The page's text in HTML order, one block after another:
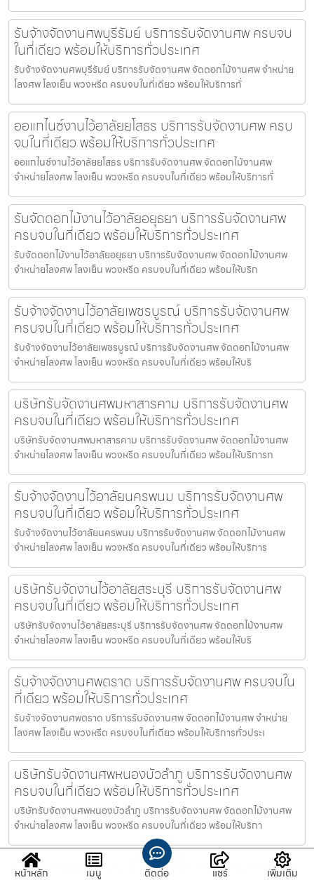
รับจ้างจัดงานศพบุรีรัมย์ บริการรับจัดงานศพ ครบจบ
ในที่เดียว พร้อมให้บริการทั่วประเทศ
รับจ้างจัดงานศพบุรีรัมย์ บริการรับจัดงานศพ จัดดอกไม้งานศพ จำหน่าย
โลงศพ โลงเย็น พวงหรีด ครบจบในที่เดียว พร้อมให้บริการทั่
ออแกไนซ์งานไว้อาลัยยโสธร บริการรับจัดงานศพ ครบ
จบในที่เดียว พร้อมให้บริการทั่วประเทศ
ออแกไนซ์งานไว้อาลัยยโสธร บริการรับจัดงานศพ จัดดอกไม้งานศพ
จำหน่ายโลงศพ โลงเย็น พวงหรีด ครบจบในที่เดียว พร้อมให้บริการทั่
รับจัดดอกไม้งานไว้อาลัยอยุธยา บริการรับจัดงานศพ
ครบจบในที่เดียว พร้อมให้บริการทั่วประเทศ
รับจัดดอกไม้งานไว้อาลัยอยุธยา บริการรับจัดงานศพ จัดดอกไม้งานศพ
จำหน่ายโลงศพ โลงเย็น พวงหรีด ครบจบในที่เดียว พร้อมให้บริก
รับจ้างจัดงานไว้อาลัยเพชรบูรณ์ บริการรับจัดงานศพ
ครบจบในที่เดียว พร้อมให้บริการทั่วประเทศ
รับจ้างจัดงานไว้อาลัยเพชรบูรณ์ บริการรับจัดงานศพ จัดดอกไม้งานศพ
จำหน่ายโลงศพ โลงเย็น พวงหรีด ครบจบในที่เดียว พร้อมให้บริ
บริษัทรับจัดงานศพมหาสารคาม บริการรับจัดงานศพ
ครบจบในที่เดียว พร้อมให้บริการทั่วประเทศ
บริษัทรับจัดงานศพมหาสารคาม บริการรับจัดงานศพ จัดดอกไม้งานศพ
จำหน่ายโลงศพ โลงเย็น พวงหรีด ครบจบในที่เดียว พร้อมให้บริการท
รับจ้างจัดงานไว้อาลัยนครพนม บริการรับจัดงานศพ
ครบจบในที่เดียว พร้อมให้บริการทั่วประเทศ
รับจ้างจัดงานไว้อาลัยนครพนม บริการรับจัดงานศพ จัดดอกไม้งานศพ
จำหน่ายโลงศพ โลงเย็น พวงหรีด ครบจบในที่เดียว พร้อมให้บริการ
บริษัทรับจัดงานไว้อาลัยสระบุรี บริการรับจัดงานศพ
ครบจบในที่เดียว พร้อมให้บริการทั่วประเทศ
บริษัทรับจัดงานไว้อาลัยสระบุรี บริการรับจัดงานศพ จัดดอกไม้งานศพ
จำหน่ายโลงศพ โลงเย็น พวงหรีด ครบจบในที่เดียว พร้อมให้บริ
รับจ้างจัดงานศพตราด บริการรับจัดงานศพ ครบจบใน
ที่เดียว พร้อมให้บริการทั่วประเทศ
รับจ้างจัดงานศพตราด บริการรับจัดงานศพ จัดดอกไม้งานศพ จำหน่าย
โลงศพ โลงเย็น พวงหรีด ครบจบในที่เดียว พร้อมให้บริการทั่วประเ
บริษัทรับจัดงานศพหนองบัวลำภู บริการรับจัดงานศพ
ครบจบในที่เดียว พร้อมให้บริการทั่วประเทศ
บริษัทรับจัดงานศพหนองบัวลำภู บริการรับจัดงานศพ จัดดอกไม้งานศพ
จำหน่ายโลงศพ โลงเย็น พวงหรีด ครบจบในที่เดียว พร้อมให้บริกา
รับจัดงานศพหนองคาย บริการรับจัดงานศพ ครบจบใน
หน้าหลัก เมนู ติดต่อ แชร์ เพิ่มเติม